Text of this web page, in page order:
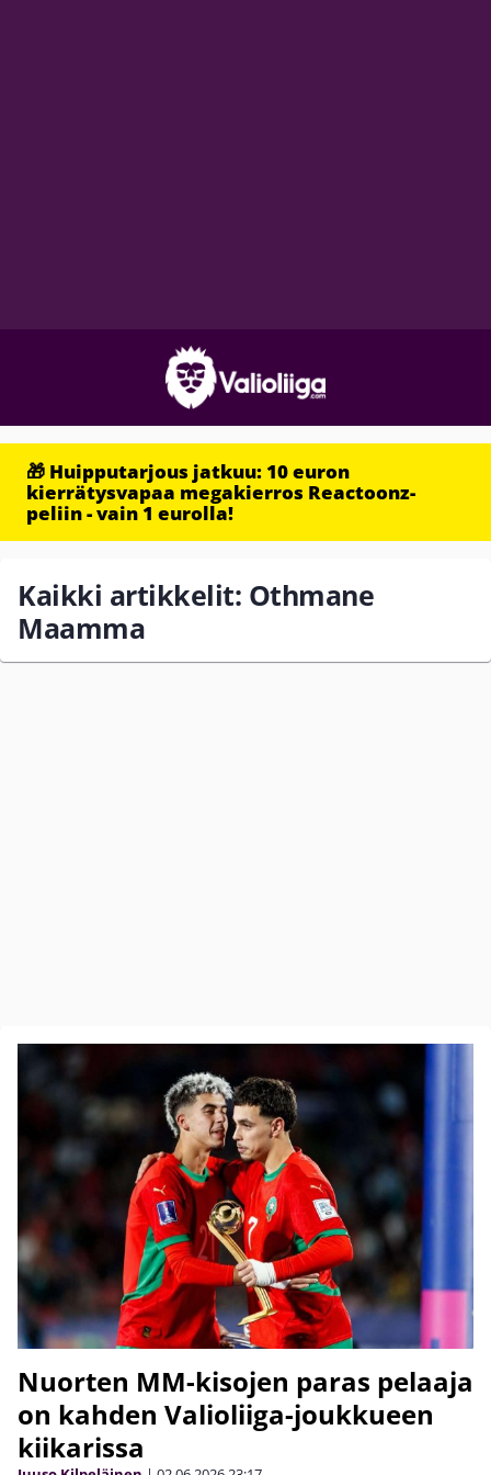
🎁 Huipputarjous jatkuu: 10 euron
kierrätysvapaa megakierros Reactoonz-
peliin - vain 1 eurolla!
Kaikki artikkelit: Othmane
Maamma
Nuorten MM-kisojen paras pelaaja
on kahden Valioliiga-joukkueen
kiikarissa